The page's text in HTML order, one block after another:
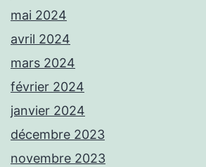
mai 2024
avril 2024
mars 2024
février 2024
janvier 2024
décembre 2023
novembre 2023